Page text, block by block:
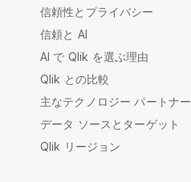
信頼性とプライバシー
信頼と AI
AI で Qlik を選ぶ理由
Qlik との比較
主なテクノロジー パートナー
データ ソースとターゲット
Qlik リージョン